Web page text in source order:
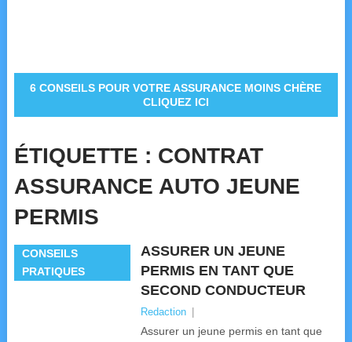
6 CONSEILS POUR VOTRE ASSURANCE MOINS CHÈRE
CLIQUEZ ICI
ÉTIQUETTE : CONTRAT
ASSURANCE AUTO JEUNE
PERMIS
CONSEILS
PRATIQUES
ASSURER UN JEUNE
PERMIS EN TANT QUE
SECOND CONDUCTEUR
Redaction
Assurer un jeune permis en tant que